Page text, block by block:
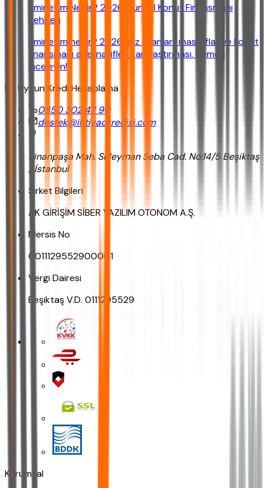
Eminevim Nedir? 2026 Güncel Konut Finansmanı
Rehberi
Eminevim nedir? 2026 faiz oranları, masraflar ve konut
finansmanı alternatifleri karşılaştırması. Hemen
inceleyin!
En Uygun Kredi Hesaplama
0850 302 47 90
destek@ihtiyackredisi.com
Sinanpaşa Mah. Süleyman Seba Cad. No:14/5 Beşiktaş
/ İstanbul
Şirket Bilgileri
AK GİRİŞİM SİBER YAZILIM OTONOM A.Ş.
Mersis No
0011129552900001
Vergi Dairesi
Beşiktaş V.D. 0111295529
Kurumsal